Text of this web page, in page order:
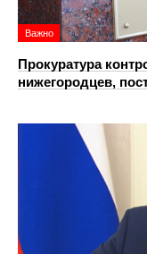
Важно
Прокуратура
нижегородцев,